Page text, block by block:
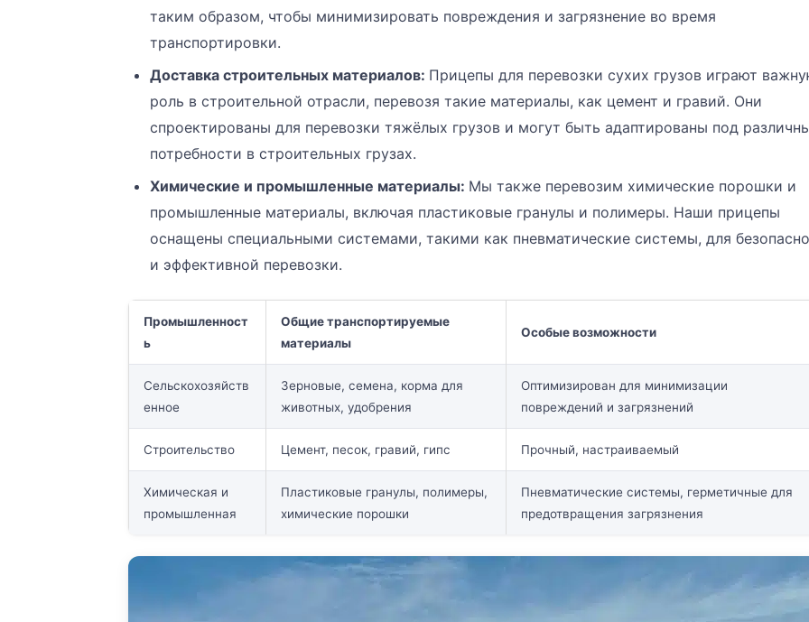
таким образом, чтобы минимизировать повреждения и загрязнение во время
транспортировки.
Доставка строительных материалов: Прицепы для перевозки сухих грузов играют
роль в строительной отрасли, перевозя такие материалы, как цемент и гравий. Они
спроектированы для перевозки тяжёлых грузов и могут быть адаптированы под
потребности в строительных грузах.
Химические и промышленные материалы: Мы также перевозим химические порошки и
промышленные материалы, включая пластиковые гранулы и полимеры. Наши прицепы
оснащены специальными системами, такими как пневматические системы, для
и эффективной перевозки.
Промышленност
ь
Общие транспортируемые
материалы
Особые возможности
Сельскохозяйств
енное
Зерновые, семена, корма для
животных, удобрения
Оптимизирован для минимизации
повреждений и загрязнений
Строительство Цемент, песок, гравий, гипс Прочный, настраиваемый
Химическая и
промышленная
Пластиковые гранулы, полимеры,
химические порошки
Пневматические системы, герметичные для
предотвращения загрязнения